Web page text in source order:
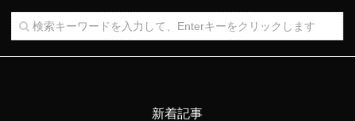
新着記事